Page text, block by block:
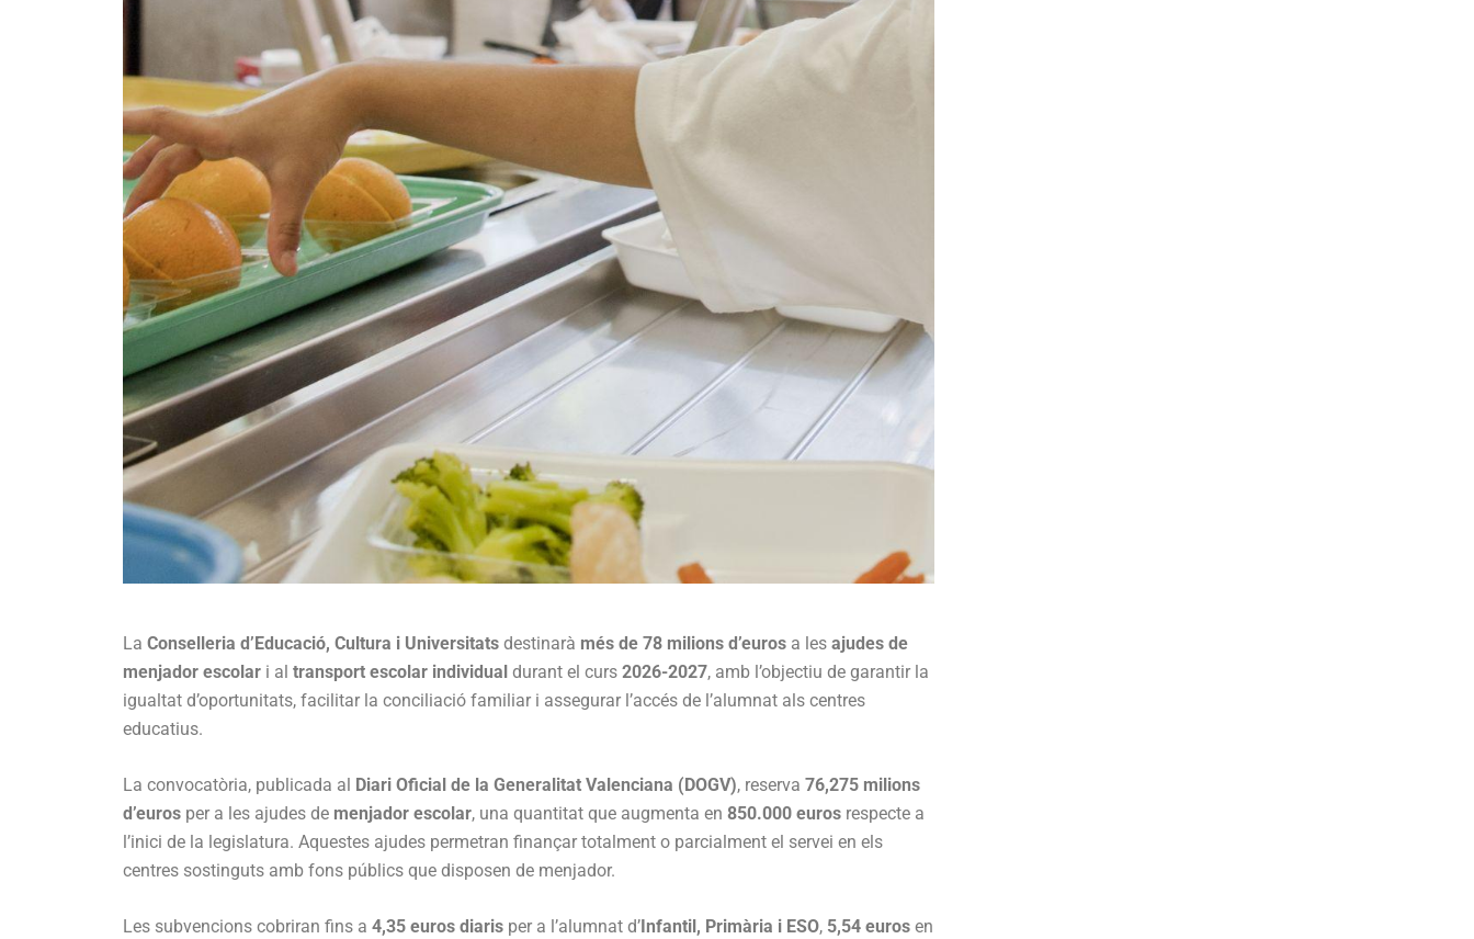
La Conselleria d’Educació, Cultura i Universitats destinarà més de 78 milions d’euros a les ajudes de
menjador escolar i al transport escolar individual durant el curs 2026-2027, amb l’objectiu de garantir la
igualtat d’oportunitats, facilitar la conciliació familiar i assegurar l’accés de l’alumnat als centres
educatius.
La convocatòria, publicada al Diari Oficial de la Generalitat Valenciana (DOGV), reserva 76,275 milions
d’euros per a les ajudes de menjador escolar, una quantitat que augmenta en 850.000 euros respecte a
l’inici de la legislatura. Aquestes ajudes permetran finançar totalment o parcialment el servei en els
centres sostinguts amb fons públics que disposen de menjador.
Les subvencions cobriran fins a 4,35 euros diaris per a l’alumnat d’ Infantil, Primària i ESO, 5,54 euros en